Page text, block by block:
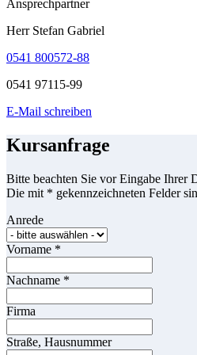
Ansprechpartner
Herr Stefan Gabriel
0541 800572-88
0541 97115-99
E-Mail schreiben
Kursanfrage
Bitte beachten Sie vor Eingabe Ihrer
Die mit * gekennzeichneten Felder
Anrede
Vorname *
Nachname *
Firma
Straße, Hausnummer